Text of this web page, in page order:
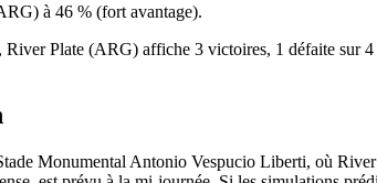
à 46 % (fort avantage).
River Plate (ARG) affiche 3 victoires, 1 défaite
Monumental Antonio Vespucio Liberti, où